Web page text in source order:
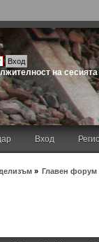
на сесията
Вход
» Главен форум